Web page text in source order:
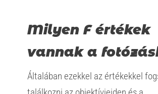
Milyen F értékek
vannak a
Általában ezekkel az értékekkel